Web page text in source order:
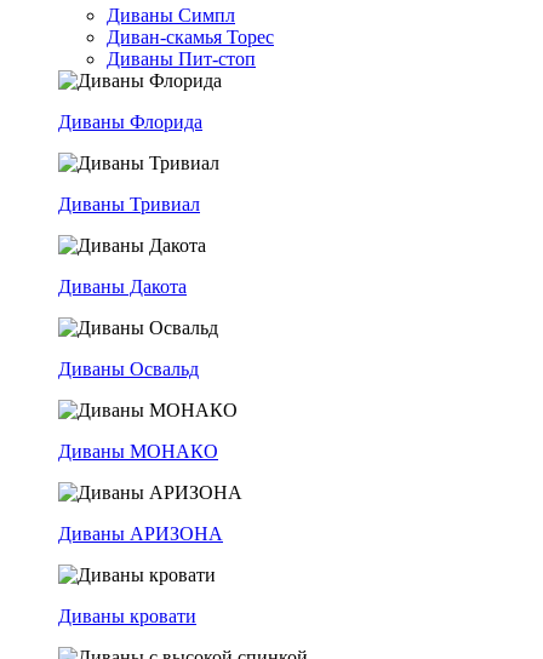
Диваны Симпл
Диван-скамья Торес
Диваны Пит-стоп
Диваны Флорида
Диваны Тривиал
Диваны Дакота
Диваны Освальд
Диваны МОНАКО
Диваны АРИЗОНА
Диваны кровати